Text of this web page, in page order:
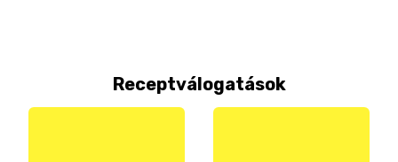
Receptválogatások